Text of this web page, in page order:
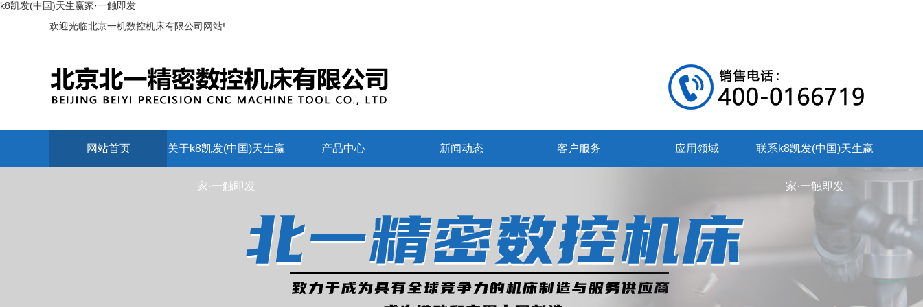
k8凯发(中国)天生赢家·一触即发
欢迎光临北京一机数控机床有限公司网站!
网站首页 关于k8凯发(中国)天生赢
家·一触即发
产品中心 新闻动态 客户服务 应用领域 联系k8凯发(中国)天生赢
家·一触即发